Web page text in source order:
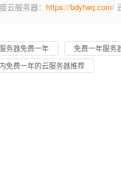
云服务器： https://bdyfwq.com/
务器免费一年 免费一年服务
免费一年的云服务器推荐